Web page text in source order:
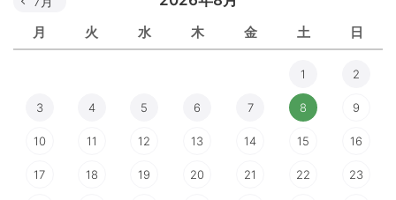
月 火 水 木 金 土 日
1 2
3 4 5 6 7 8 9
10 11 12 13 14 15 16
17 18 19 20 21 22 23